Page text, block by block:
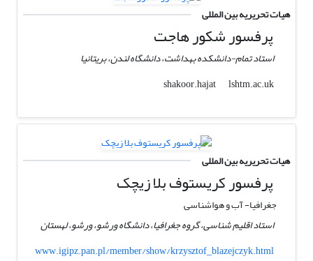
هیات تحریریه بین المللی
پرفسور شکور هاجت
استاد تمام-دانشکده بهداشت، دانشگاه لندن، بریتانیا
shakoor.hajat
lshtm.ac.uk
هیات تحریریه بین المللی
پرفسور کریستوف بلا زیچک
جغرافیا- آب و هواشناسی
استاد اقلیم شناسی، گروه جغرافیا، دانشگاه ورشو، ورشو، لهستان
www.igipz.pan.pl/member/show/krzysztof_blazejczyk.html